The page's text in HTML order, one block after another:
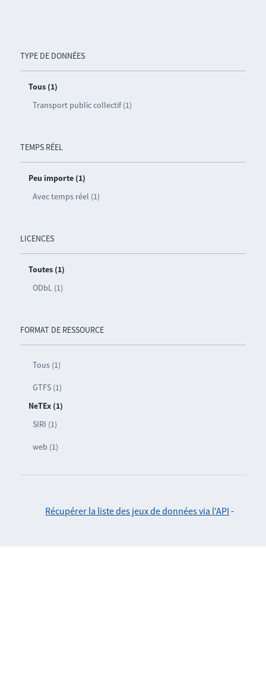
TYPE DE DONNÉES
Tous (1)
Transport public collectif (1)
TEMPS RÉEL
Peu importe (1)
Avec temps réel (1)
LICENCES
Toutes (1)
ODbL (1)
FORMAT DE RESSOURCE
Tous (1)
GTFS (1)
NeTEx (1)
SIRI (1)
web (1)
Récupérer la liste des jeux de données via l'API -